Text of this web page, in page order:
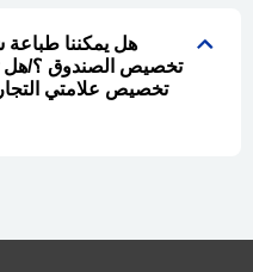
هل يمكننا
تخصيص الصندوق ؟/
تخصيص علامتي